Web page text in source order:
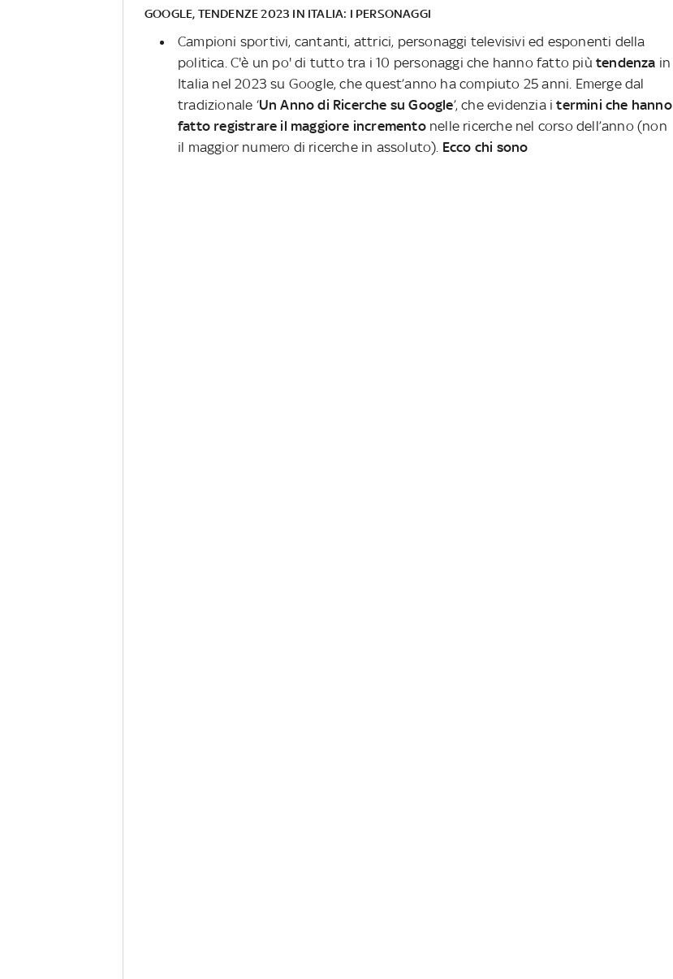
GOOGLE, TENDENZE 2023 IN ITALIA: I PERSONAGGI
Campioni sportivi, cantanti, attrici, personaggi televisivi ed esponenti della
politica. C'è un po' di tutto tra i 10 personaggi che hanno fatto più tendenza in
Italia nel 2023 su Google, che quest’anno ha compiuto 25 anni. Emerge dal
tradizionale ‘Un Anno di Ricerche su Google’, che evidenzia itermini che hanno
fatto registrare il maggiore incrementonelle ricerche nel corso dell’anno (non
il maggior numero di ricerche in assoluto). Ecco chi sono